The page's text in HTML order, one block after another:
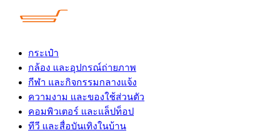
กระเป๋า
กล้อง และอุปกรณ์ถ่ายภาพ
กีฬา และกิจกรรมกลางแจ้ง
ความงาม และของใช้ส่วนตัว
คอมพิวเตอร์ และแล็ปท็อป
ทีวี และสื่อบันเทิงในบ้าน